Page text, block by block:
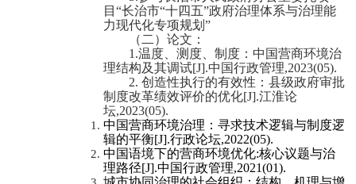
目“长治市“十四五”政府治理体系与治理能
力现代化专项规划”
（二）论文：
1.温度、测度、制度 ：中国营商环境治
理结构及其调试[J].中国行政管理,2023(05).
2.创造性执行的有效性：县级政府审批
制度改革绩效评价的优化[J].江淮论
坛,2023(05).
中国营商环境治理：寻求技术逻辑与制度逻
辑的平衡[J].行政论坛,2022(05).
中国语境下的营商环境优化:核心议题与治
理路径[J].中国行政管理,2021(01).